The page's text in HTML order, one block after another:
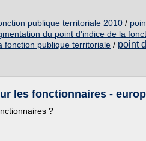
publique territoriale 2010 /
du point d'indice de la
fonction publique territoriale / point
les fonctionnaires -
?